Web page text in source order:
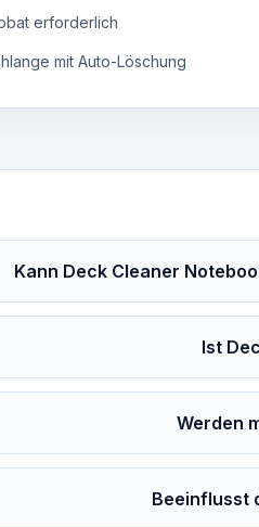
erforderlich
mit Auto-Löschung
Kann Deck Cleaner
Ist
Werden
Beeinflusst